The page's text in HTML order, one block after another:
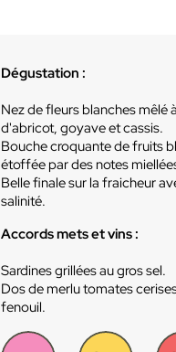
Dégustation :
Nez de fleurs blanches mêlé
d'abricot, goyave et cassis.
Bouche croquante de fruits
étoffée par des notes
Belle finale sur la fraicheur
salinité.
Accords mets et vins :
Sardines grillées au gros sel.
Dos de merlu tomates
fenouil.